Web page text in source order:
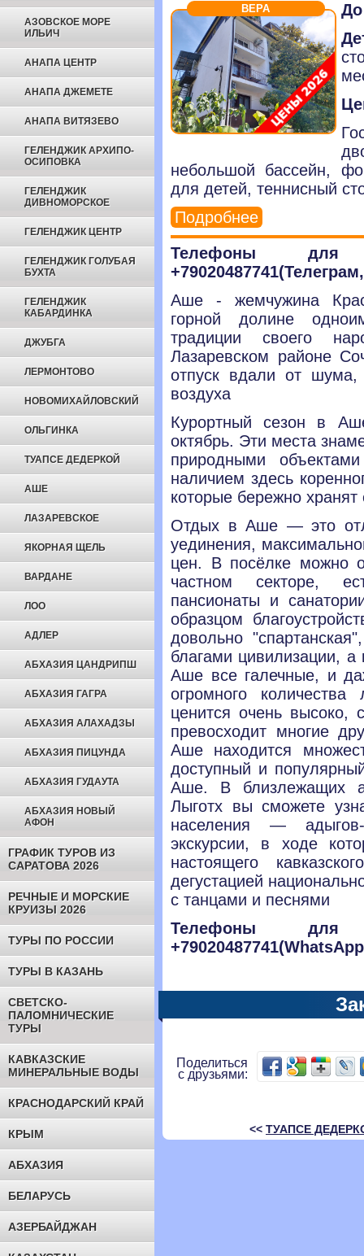
АЗОВСКОЕ МОРЕ
ИЛЬИЧ
АНАПА ЦЕНТР
АНАПА ДЖЕМЕТЕ
АНАПА ВИТЯЗЕВО
ГЕЛЕНДЖИК АРХИПО-
ОСИПОВКА
ГЕЛЕНДЖИК
ДИВНОМОРСКОЕ
ГЕЛЕНДЖИК ЦЕНТР
ГЕЛЕНДЖИК ГОЛУБАЯ
БУХТА
ГЕЛЕНДЖИК
КАБАРДИНКА
ДЖУБГА
ЛЕРМОНТОВО
НОВОМИХАЙЛОВСКИЙ
ОЛЬГИНКА
ТУАПСЕ ДЕДЕРКОЙ
АШЕ
ЛАЗАРЕВСКОЕ
ЯКОРНАЯ ЩЕЛЬ
ВАРДАНЕ
ЛОО
АДЛЕР
АБХАЗИЯ ЦАНДРИПШ
АБХАЗИЯ ГАГРА
АБХАЗИЯ АЛАХАДЗЫ
АБХАЗИЯ ПИЦУНДА
АБХАЗИЯ ГУДАУТА
АБХАЗИЯ НОВЫЙ
АФОН
ГРАФИК ТУРОВ ИЗ
САРАТОВА 2026
РЕЧНЫЕ И МОРСКИЕ
КРУИЗЫ 2026
ТУРЫ ПО РОССИИ
ТУРЫ В КАЗАНЬ
СВЕТСКО-
ПАЛОМНИЧЕСКИЕ
ТУРЫ
КАВКАЗСКИЕ
МИНЕРАЛЬНЫЕ ВОДЫ
КРАСНОДАРСКИЙ КРАЙ
КРЫМ
АБХАЗИЯ
БЕЛАРУСЬ
АЗЕРБАЙДЖАН
ВЕРА
небольшой бассейн,
для детей, теннисный
Подробнее
Телефоны для
Аше - жемчужина
горной долине
традиции своего
Лазаревском районе
отпуск вдали от шума,
воздуха
Курортный сезон в
октябрь. Эти места
природными
наличием здесь
которые бережно хранят
Отдых в Аше — это
уединения,
цен. В посёлке можно
частном секторе,
пансионаты и
образцом
довольно
благами цивилизации,
Аше все галечные, и
огромного
ценится очень высоко,
превосходит многие
Аше находится
доступный и
Аше. В близлежащих
Лыготх вы сможете
населения — адыгов-
экскурсии, в ходе
настоящего
дегустацией
с танцами и песнями
Телефоны для
Поделиться
с друзьями:
<< ТУАПСЕ